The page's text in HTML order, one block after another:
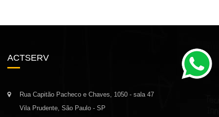
ACTSERV
Rua Capitão Pacheco e Chaves, 1050 - sala 47
Vila Prudente, São Paulo - SP